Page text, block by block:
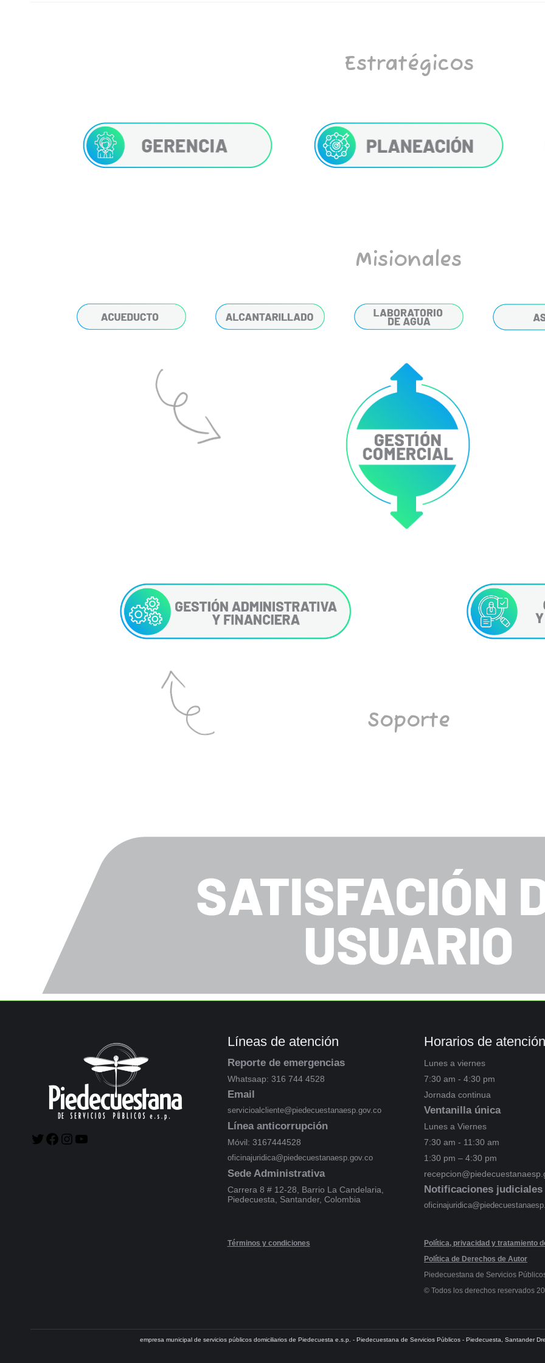
Estratégicos
Misionales
Soporte
Líneas de atención
Reporte de emergencias
Whatsaap: 316 744 4528
Email
servicioalcliente@piedecuestanaesp.gov.co
Línea anticorrupción
Móvil: 3167444528
oficinajuridica@piedecuestanaesp.gov.co
Sede Administrativa
Carrera 8 # 12-28, Barrio La Candelaria,
Piedecuesta, Santander, Colombia
Horarios de atención
Lunes a viernes
7:30 am - 4:30 pm
Jornada continua
Ventanilla única
Lunes a Viernes
7:30 am - 11:30 am
1:30 pm – 4:30 pm
Notificaciones judiciales
Términos y condiciones
Política, privacidad y tratamiento
Política de Derechos de Autor
Piedecuestana de Servicios
© Todos los derechos reservados
empresa municipal de servicios públicos domiciliarios de Piedecuesta e.s.p. - Piedecuestana de Servicios Públicos - Piedecuesta, Santander